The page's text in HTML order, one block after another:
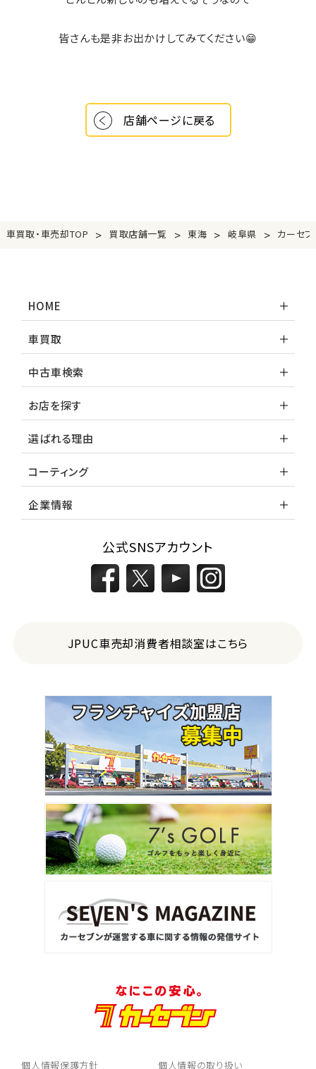
皆さんも是非お出かけしてみてください😁
店舗ページに戻る
車買取・車売却TOP > 買取店舗一覧 > 東海 > 岐阜県 > カーセ
HOME
車買取
中古車検索
お店を探す
選ばれる理由
コーティング
企業情報
公式SNSアカウント
JPUC車売却消費者相談室はこちら
個人情報保護方針 個人情報の取り扱い